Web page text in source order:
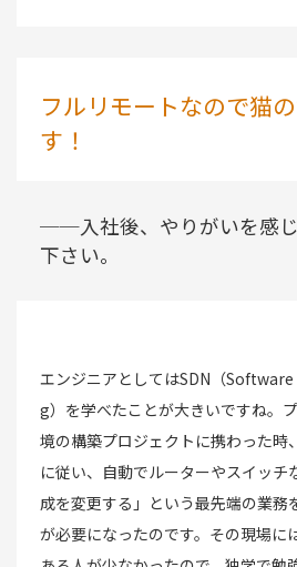
フルリモートなので猫
す！
──入社後、やりがいを感
下さい。
エンジニアとしてはSDN（
g）を学べたことが大きいですね。
境の構築プロジェクトに携わった時
に従い、自動でルーターやスイッチ
成を変更する」という最先端の業務
が必要になったのです。その現場に